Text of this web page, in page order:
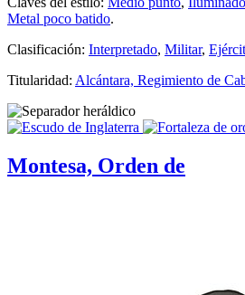
Metal poco batido.
Clasificación: Interpretado, Militar,
Titularidad: Alcántara, Regimiento de
Montesa, Orden de